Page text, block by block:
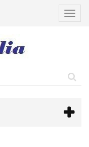
Toggle